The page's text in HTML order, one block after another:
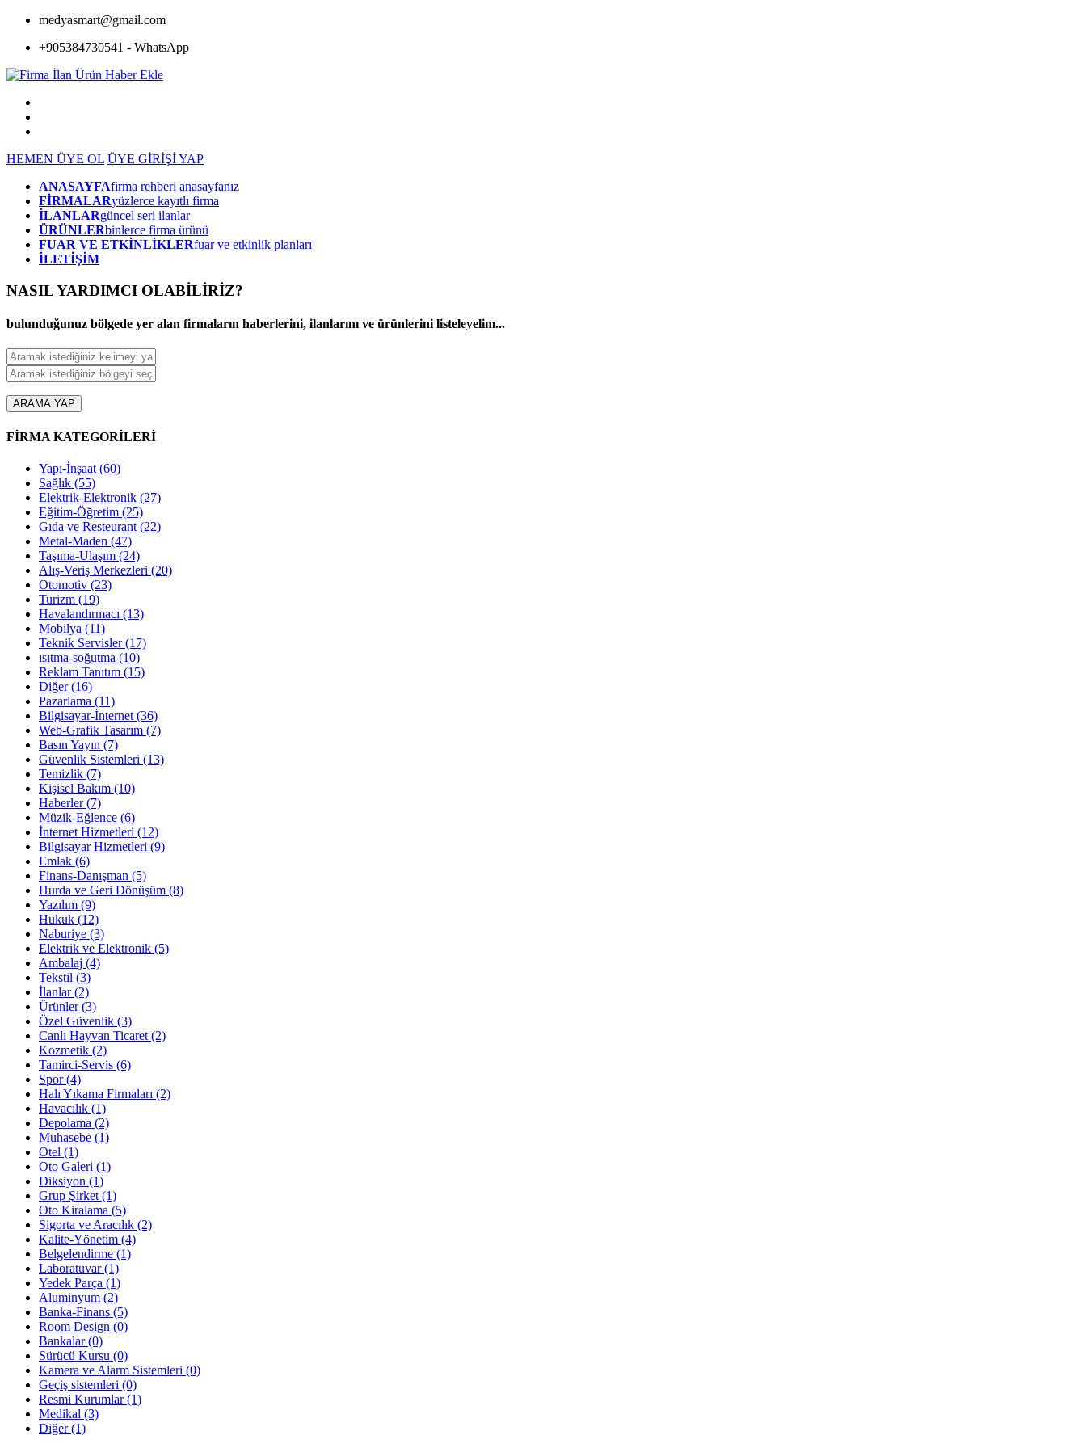
medyasmart@gmail.com
+905384730541 - WhatsApp
HEMEN ÜYE OL ÜYE GİRİŞİ YAP
ANASAYFAfirma rehberi anasayfanız
FİRMALARyüzlerce kayıtlı firma
İLANLARgüncel seri ilanlar
ÜRÜNLERbinlerce firma ürünü
FUAR VE ETKİNLİKLERfuar ve etkinlik planları
İLETİŞİM
NASIL YARDIMCI OLABİLİRİZ?
bulunduğunuz bölgede yer alan firmaların haberlerini, ilanlarını ve ürünlerini listeleyelim...
ARAMA YAP
FİRMA KATEGORİLERİ
Yapı-İnşaat (60)
Sağlık (55)
Elektrik-Elektronik (27)
Eğitim-Öğretim (25)
Gıda ve Resteurant (22)
Metal-Maden (47)
Taşıma-Ulaşım (24)
Alış-Veriş Merkezleri (20)
Otomotiv (23)
Turizm (19)
Havalandırmacı (13)
Mobilya (11)
Teknik Servisler(17)
ısıtma-soğutma (10)
Reklam Tanıtım (15)
Diğer(16)
Pazarlama (11)
Bilgisayar-İnternet (36)
Web-Grafik Tasarım (7)
Basın Yayın (7)
Güvenlik Sistemleri (13)
Temizlik (7)
Kişisel Bakım (10)
Haberler(7)
Müzik-Eğlence (6)
İnternet Hizmetleri (12)
Bilgisayar Hizmetleri (9)
Emlak (6)
Finans-Danışman (5)
Hurda ve Geri Dönüşüm (8)
Yazılım (9)
Hukuk (12)
Naburiye (3)
Elektrik ve Elektronik (5)
Ambalaj (4)
Tekstil (3)
İlanlar(2)
Ürünler(3)
Özel Güvenlik (3)
Canlı Hayvan Ticaret (2)
Kozmetik (2)
Tamirci-Servis (6)
Spor(4)
Halı Yıkama Firmaları (2)
Havacılık (1)
Depolama (2)
Muhasebe (1)
Otel (1)
Oto Galeri (1)
Diksiyon (1)
Grup Şirket (1)
Oto Kiralama (5)
Sigorta ve Aracılık (2)
Kalite-Yönetim (4)
Belgelendirme (1)
Laboratuvar(1)
Yedek Parça (1)
Aluminyum (2)
Banka-Finans (5)
Room Design (0)
Bankalar(0)
Sürücü Kursu (0)
Kamera ve Alarm Sistemleri (0)
Geçiş sistemleri (0)
Resmi Kurumlar(1)
Medikal (3)
Diğer(1)